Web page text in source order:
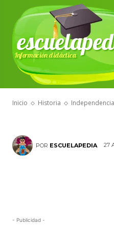
Información didáctica
Inicio Historia
HISTORIA
POR ESCUELAPEDIA 27
- Publicidad -